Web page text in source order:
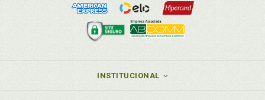
INSTITUCIONAL